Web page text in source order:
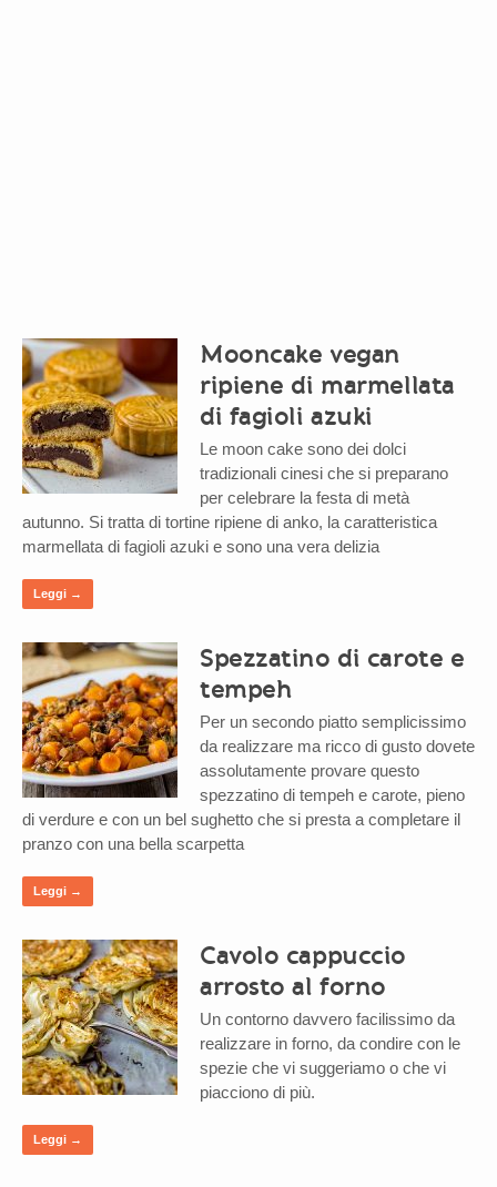
Mooncake vegan
ripiene di marmellata
di fagioli azuki
Le moon cake sono dei dolci
tradizionali cinesi che si preparano
per celebrare la festa di metà
autunno. Si tratta di tortine ripiene di anko, la caratteristica
marmellata di fagioli azuki e sono una vera delizia
Leggi →
Spezzatino di carote e
tempeh
Per un secondo piatto semplicissimo
da realizzare ma ricco di gusto dovete
assolutamente provare questo
spezzatino di tempeh e carote, pieno
di verdure e con un bel sughetto che si presta a completare il
pranzo con una bella scarpetta
Leggi →
Cavolo cappuccio
arrosto al forno
Un contorno davvero facilissimo da
realizzare in forno, da condire con le
spezie che vi suggeriamo o che vi
piacciono di più.
Leggi →